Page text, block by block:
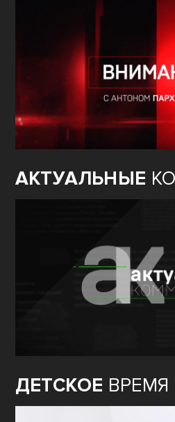
АКТУАЛЬНЫЕ
ДЕТСКОЕ ВРЕМЯ